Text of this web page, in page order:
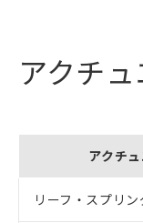
アクチュ
アクチ
リーフ・スプリン